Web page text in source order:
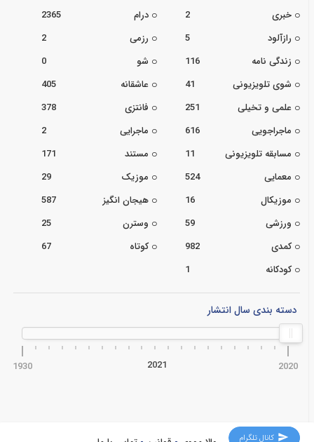
خبری
2 درام
2365
رازآلود
5 رزمی
2
زندگی نامه
116 شو
0
شوی تلویزیونی
41 عاشقانه
405
علمی و تخیلی
251 فانتزی
378
ماجراجویی
616 ماجرایی
2
مسابقه تلویزیونی
11 مستند
171
معمایی
524 موزیک
29
موزیکال
16 هیجان انگیز
587
ورزشی
59 وسترن
25
کمدی
982 کوتاه
67
کودکانه
1
دسته بندی سال انتشار
1930 2020
2021
کانال تلگرام